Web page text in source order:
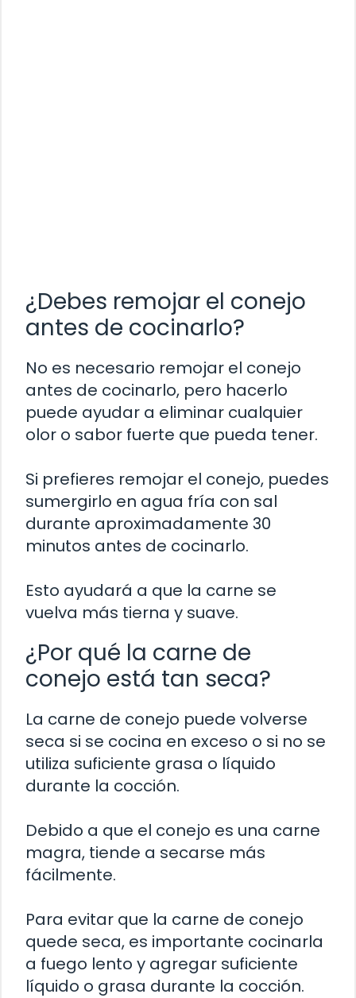
¿Debes remojar el conejo
antes de cocinarlo?
No es necesario remojar el conejo
antes de cocinarlo, pero hacerlo
puede ayudar a eliminar cualquier
olor o sabor fuerte que pueda tener.
Si prefieres remojar el conejo, puedes
sumergirlo en agua fría con sal
durante aproximadamente 30
minutos antes de cocinarlo.
Esto ayudará a que la carne se
vuelva más tierna y suave.
¿Por qué la carne de
conejo está tan seca?
La carne de conejo puede volverse
seca si se cocina en exceso o si no se
utiliza suficiente grasa o líquido
durante la cocción.
Debido a que el conejo es una carne
magra, tiende a secarse más
fácilmente.
Para evitar que la carne de conejo
quede seca, es importante cocinarla
a fuego lento y agregar suficiente
líquido o grasa durante la cocción.